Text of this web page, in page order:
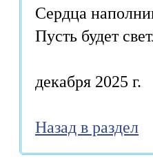
Сердца
Пусть будет
декабря 2025 г.
Назад в раздел